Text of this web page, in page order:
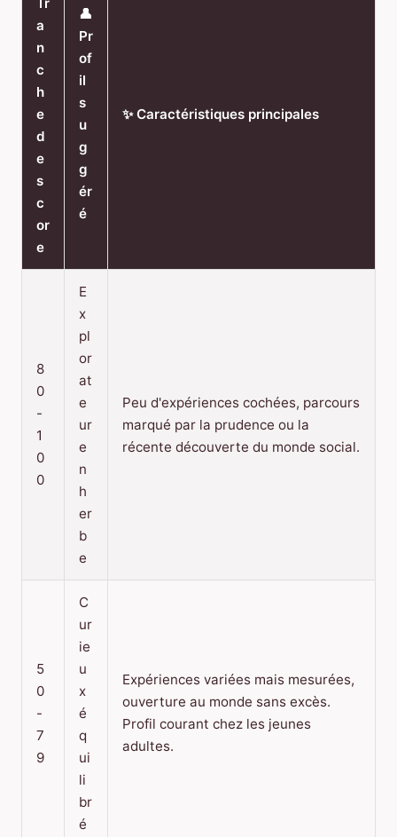
a
n
c
h
e
d
e
s
c
or
e
👤
Pr
of
il
s
u
g
g
ér
é
✨ Caractéristiques principales
8
0
-
1
0
0
E
x
pl
or
at
e
ur
e
n
h
er
b
e
Peu d'expériences cochées, parcours
marqué par la prudence ou la
récente découverte du monde social.
5
0
-
7
9
C
ur
ie
u
x
é
q
ui
li
br
é
Expériences variées mais mesurées,
ouverture au monde sans excès.
Profil courant chez les jeunes
adultes.